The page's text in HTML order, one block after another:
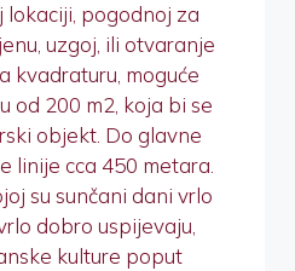
lokaciji, pogodnoj za
uzgoj, ili otvaranje
kvadraturu, moguće
od 200 m2, koja bi se
objekt. Do glavne
linije cca 450 metara.
su sunčani dani vrlo
dobro uspijevaju,
kulture poput